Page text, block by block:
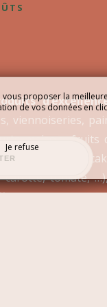
viennoiseries,
maison, fruits
granola et
carotte, tomate,
huiles et
proposer la
de vos données en
Je refuse